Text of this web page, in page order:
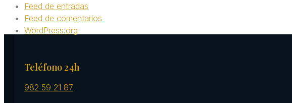
Feed de entradas
Feed de comentarios
WordPress.org
Teléfono 24h
982 59 21 87